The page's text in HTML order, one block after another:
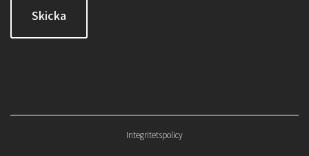
Skicka
Integritetspolicy